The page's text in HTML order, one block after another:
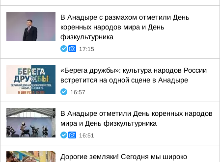
В Анадыре с размахом отметили День
коренных народов мира и День
физкультурника
17:15
«Берега дружбы»: культура народов России
встретится на одной сцене в Анадыре
16:57
В Анадыре отметили День коренных народов
мира и День физкультурника
16:51
Дорогие земляки! Сегодня мы широко